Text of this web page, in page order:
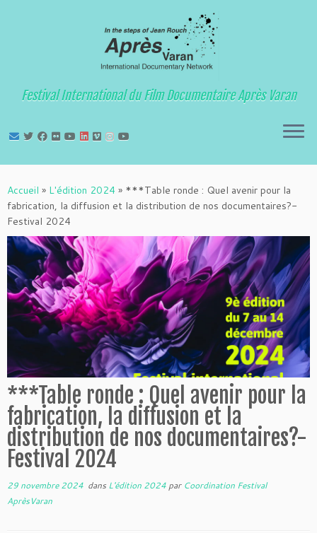
au
contenu
Festival International du Film Documentaire Après Varan
Accueil » L'édition 2024 » ***Table ronde : Quel avenir pour la
fabrication, la diffusion et la distribution de nos documentaires?-
Festival 2024
***Table ronde : Quel avenir pour la
fabrication, la diffusion et la
distribution de nos documentaires?-
Festival 2024
29 novembre 2024 dans L'édition 2024 par Coordination Festival
AprèsVaran